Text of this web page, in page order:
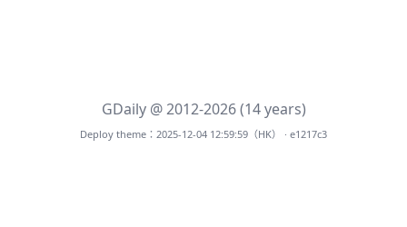
GDaily @ 2012-2026 (14 years)
Deploy theme：2025-12-04 12:59:59（HK） · e1217c3